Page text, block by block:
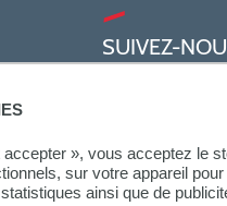
accepter », vous acceptez le
sur votre appareil
ainsi que de
SUIVEZ-